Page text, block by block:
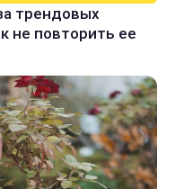
трендовых
не повторить ее